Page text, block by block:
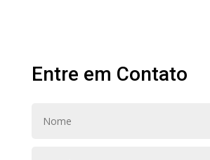
Entre em Contato